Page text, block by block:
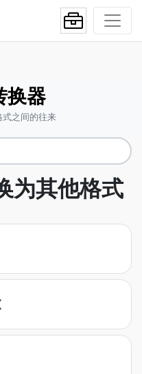
换器
之间的往来
为其他格式